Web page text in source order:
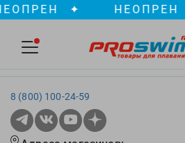
✦ НЕОПРЕН ✦
8 (800) 100-24-59